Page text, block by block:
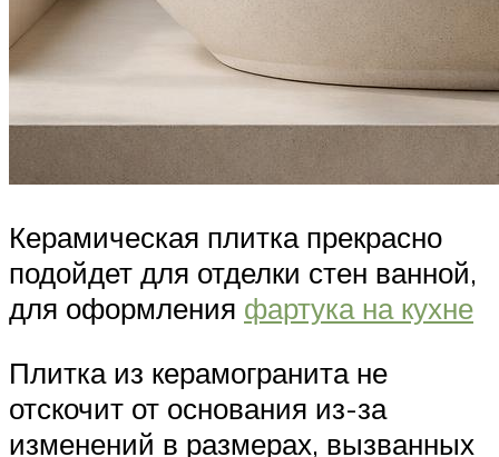
Керамическая плитка прекрасно
подойдет для отделки стен ванной,
для оформления фартука на кухне
Плитка из керамогранита не
отскочит от основания из-за
изменений в размерах, вызванных